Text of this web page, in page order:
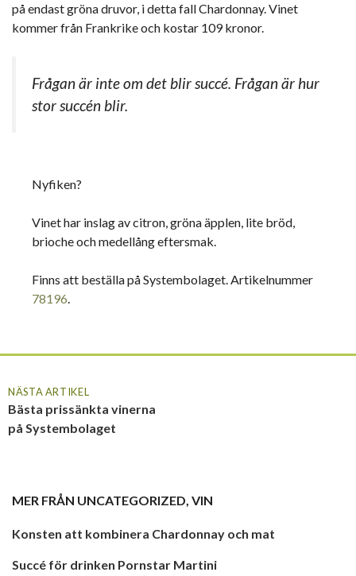
på endast gröna druvor, i detta fall Chardonnay. Vinet
kommer från Frankrike och kostar 109 kronor.
Frågan är inte om det blir succé. Frågan är hur
stor succén blir.
Nyfiken?
Vinet har inslag av citron, gröna äpplen, lite bröd,
brioche och medellång eftersmak.
Finns att beställa på Systembolaget. Artikelnummer
78196
NÄSTA ARTIKEL
Bästa prissänkta vinerna
på Systembolaget
MER FRÅN UNCATEGORIZED VIN
Konsten att kombinera Chardonnay och mat
Succé för drinken Pornstar Martini